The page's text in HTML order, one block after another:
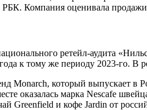
РБК. Компания оценивала
ретейл-аудита
к тому же периоду 2023-го. В
Monarch, который выпускает в
оказалась марка Nescafe
Greenfield и кофе Jardin от